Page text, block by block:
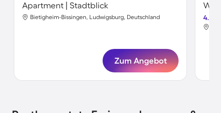
Apartment | Stadtblick
Bietigheim-Bissingen, Ludwigsburg, Deutschland
Zum Angebot
4.8